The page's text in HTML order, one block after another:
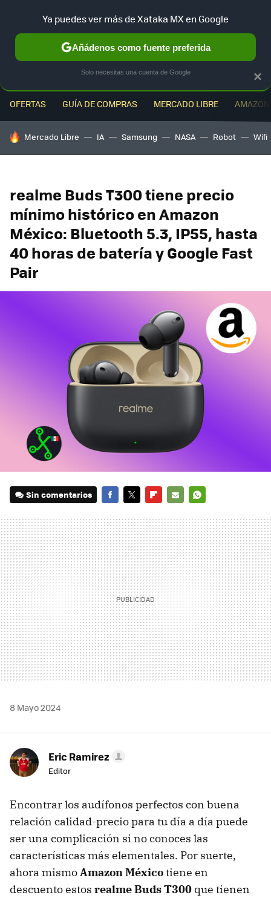
OFERTAS GUÍA DE COMPRAS MERCADO LIBRE
HOY SE HABLA DE
Mercado Libre IA Samsung NASA Robot Wifi
realme Buds T300 tiene precio
mínimo histórico en Amazon
México: Bluetooth 5.3, IP55, hasta
40 horas de batería y Google Fast
Pair
Sin comentarios
MAIL
8 Mayo 2024
Eric Ramirez
Editor
Encontrar los audífonos perfectos con buena
relación calidad-precio para tu día a día puede
ser una complicación si no conoces las
características más elementales. Por suerte,
ahora mismoAmazon Méxicotiene en
descuento estos realme Buds T300 que tienen
×
Ya puedes ver más de Xataka MX en Google
Añádenos como fuente preferida
Solo necesitas una cuenta de Google